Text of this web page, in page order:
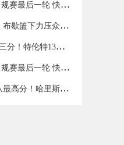
快船 - 太阳 第一节 录像
压众人强硬补篮得手
中7砍下23分3助集锦
快船 - 太阳 第二节 录像
12中7砍下22分8板集锦